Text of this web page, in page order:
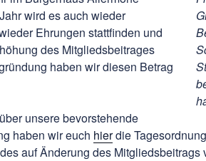
wird es auch wieder
Ehrungen stattfinden und
des Mitgliedsbeitrages
haben wir diesen Betrag
unsere bevorstehende
haben wir euch hierdie
auf Änderung des Mitgliedsbeitrags